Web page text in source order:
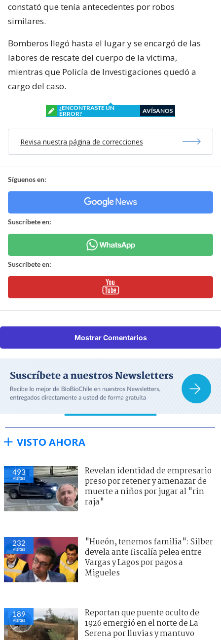
constató que tenía antecedentes por robos
similares.
Bomberos llegó hasta el lugar y se encargó de las
labores de rescate del cuerpo de la víctima,
mientras que Policía de Investigaciones quedó a
cargo del caso.
¿ENCONTRASTE UN
ERROR?
AVÍSANOS
Revisa nuestra página de correcciones
Síguenos en:
Suscríbete en:
Suscríbete en:
Mostrar Comentarios
VISTO AHORA
507
visitas
Revelan identidad de empresario
preso por retener y amenazar de
muerte a niños por jugar al "rin
raja"
232
visitas
"Hueón, tenemos familia": Silber
devela ante fiscalía pelea entre
Vargas y Lagos por pagos a
Migueles
187
visitas
Reportan que puente oculto de
1926 emergió en el norte de La
Serena por lluvias y mantuvo